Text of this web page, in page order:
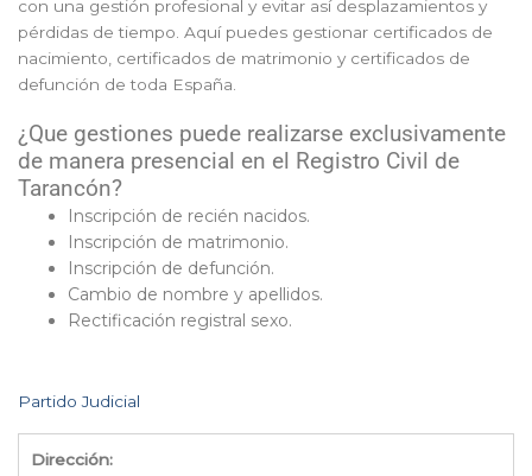
con una gestión profesional y evitar así desplazamientos y
pérdidas de tiempo. Aquí puedes gestionar certificados de
nacimiento, certificados de matrimonio y certificados de
defunción de toda España.
¿Que gestiones puede realizarse exclusivamente
de manera presencial en el Registro Civil de
Tarancón?
Inscripción de recién nacidos.
Inscripción de matrimonio.
Inscripción de defunción.
Cambio de nombre y apellidos.
Rectificación registral sexo.
Partido Judicial
Dirección: